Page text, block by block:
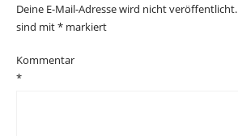
Deine E-Mail-Adresse wird nicht veröffentlicht.
sind mit* markiert
Kommentar
*